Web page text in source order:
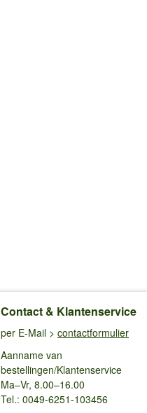
Contact & Klantenservice
per E-Mail > contactformulier
Aanname van
bestellingen/Klantenservice
Ma–Vr, 8.00–16.00
Tel.: 0049-6251-103456